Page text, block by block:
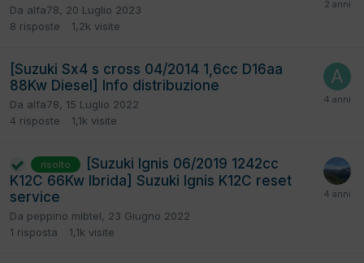
Da alfa78, 20 Luglio 2023
8 risposte 1,2k visite
[Suzuki Sx4 s cross 04/2014 1,6cc D16aa
88Kw Diesel] Info distribuzione
Da alfa78, 15 Luglio 2022
4 risposte 1,1k visite
risolto
[Suzuki Ignis 06/2019 1242cc
K12C 66Kw Ibrida] Suzuki Ignis K12C reset
service
Da peppino mibtel, 23 Giugno 2022
1 risposta 1,1k visite